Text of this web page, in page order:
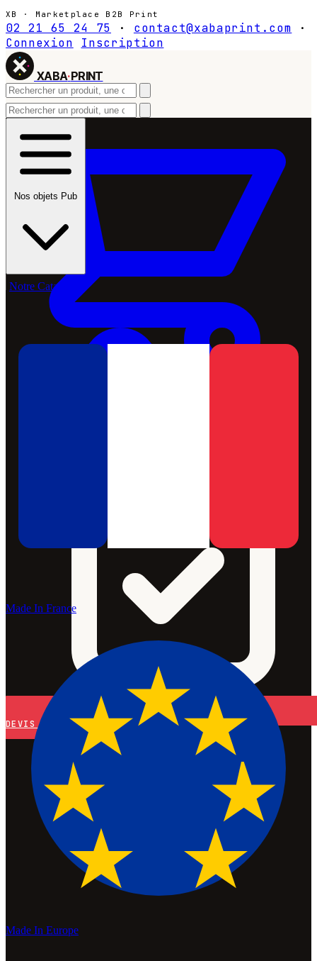
XB · Marketplace B2B Print
02 21 65 24 75 · contact@xabaprint.com
·
Connexion
Inscription
XABA·PRINT
DEVIS
Nos objets Pub
Notre Catalogue
Made In France
Made In Europe